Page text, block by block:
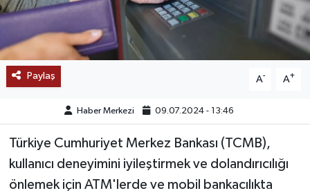
Paylaş A- A+
Haber Merkezi 09.07.2024 - 13:46
Türkiye Cumhuriyet Merkez Bankası (TCMB),
kullanıcı deneyimini iyileştirmek ve dolandırıcılığı
önlemek için ATM'lerde ve mobil bankacılıkta
POPÜLER
DÜNYA
OTOMOTİV